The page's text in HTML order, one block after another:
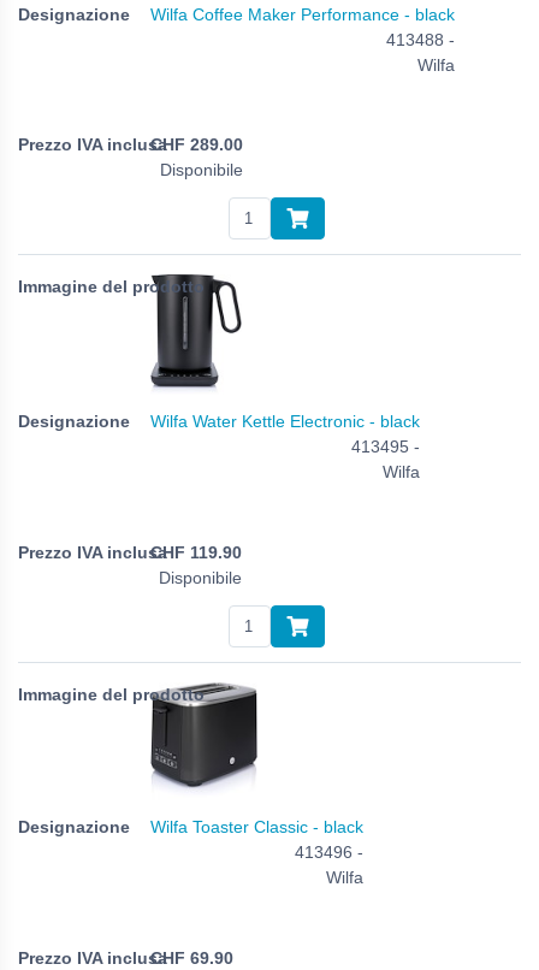
Wilfa Coffee Maker Performance - black
413488 -
Wilfa
CHF 289.00
Disponibile
Wilfa Water Kettle Electronic - black
413495 -
Wilfa
CHF 119.90
Disponibile
Wilfa Toaster Classic - black
413496 -
Wilfa
CHF 69.90